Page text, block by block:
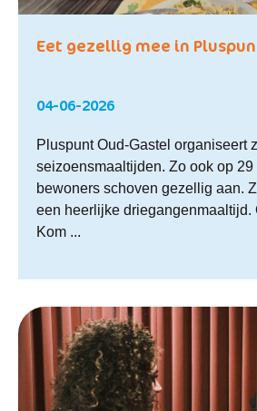
Eet gezellig mee in
04-06-2026
Pluspunt Oud-Gastel organiseert
seizoensmaaltijden. Zo ook op 29
bewoners schoven gezellig aan.
een heerlijke driegangenmaaltijd.
Kom ...